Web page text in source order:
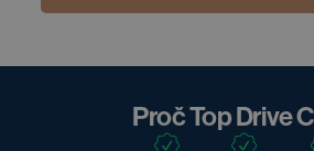
Proč Top Drive